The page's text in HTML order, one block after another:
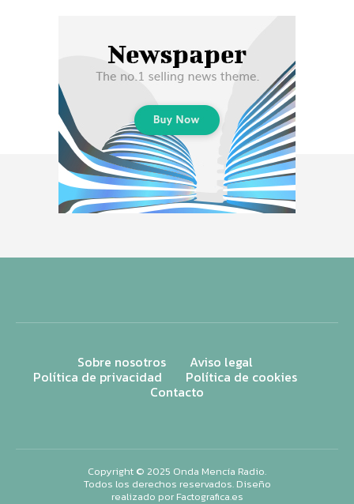
Sobre nosotros Aviso legal
Política de privacidad Política de cookies
Contacto
Copyright © 2025 Onda Mencía Radio.
Todos los derechos reservados. Diseño
realizado por Factografica.es